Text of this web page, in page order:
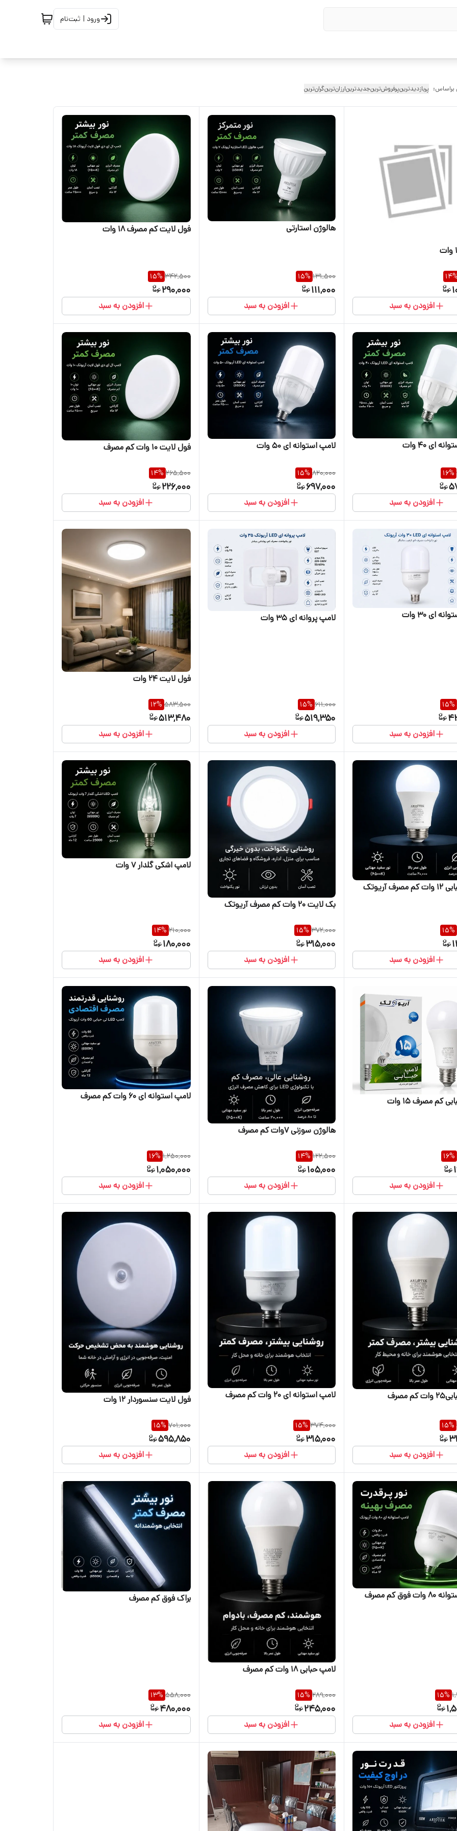
ورود | ثبت‌نام
براساس: پربازدیدترینپرفروش‌ترینجدیدترینارزان‌ترینگران‌ترین
14%
افزودن به سبد
هالوژن استارتی
131,500
15%
111,000
افزودن به سبد
فول لایت کم مصرف ۱۸ وات
342,500
15%
290,000
افزودن به سبد
ای ۴۰ وات
16%
افزودن به سبد
لامپ استوانه ای ۵۰ وات
820,000
15%
697,000
افزودن به سبد
فول لایت ۱۰ وات کم مصرف
265,500
14%
226,000
افزودن به سبد
ای 30 وات
15%
افزودن به سبد
لامپ پروانه ای 35 وات
611,000
15%
519,350
افزودن به سبد
فول لایت 24 وات
583,500
12%
513,480
افزودن به سبد
آریوتک
15%
افزودن به سبد
بک لایت ۲۰ وات کم مصرف آریوتک
372,000
15%
315,000
افزودن به سبد
لامپ اشکی گلدار ۷ وات
210,000
14%
180,000
افزودن به سبد
کم مصرف ۱۵ وات
16%
افزودن به سبد
هالوژن سوزنی ۷وات کم مصرف
122,500
14%
105,000
افزودن به سبد
لامپ استوانه ای ۶۰ وات کم مصرف
1,250,000
16%
1,050,000
افزودن به سبد
مصرف
15%
افزودن به سبد
لامپ استوانه ای ۲۰ وات کم مصرف
374,000
15%
315,000
افزودن به سبد
فول لایت سنسوردار ۱۲ وات
701,000
15%
595,850
افزودن به سبد
فوق کم مصرف
15%
افزودن به سبد
لامپ حبابی ۱۸ وات کم مصرف
289,000
15%
245,000
افزودن به سبد
براک فوق کم مصرف
558,000
13%
480,000
افزودن به سبد